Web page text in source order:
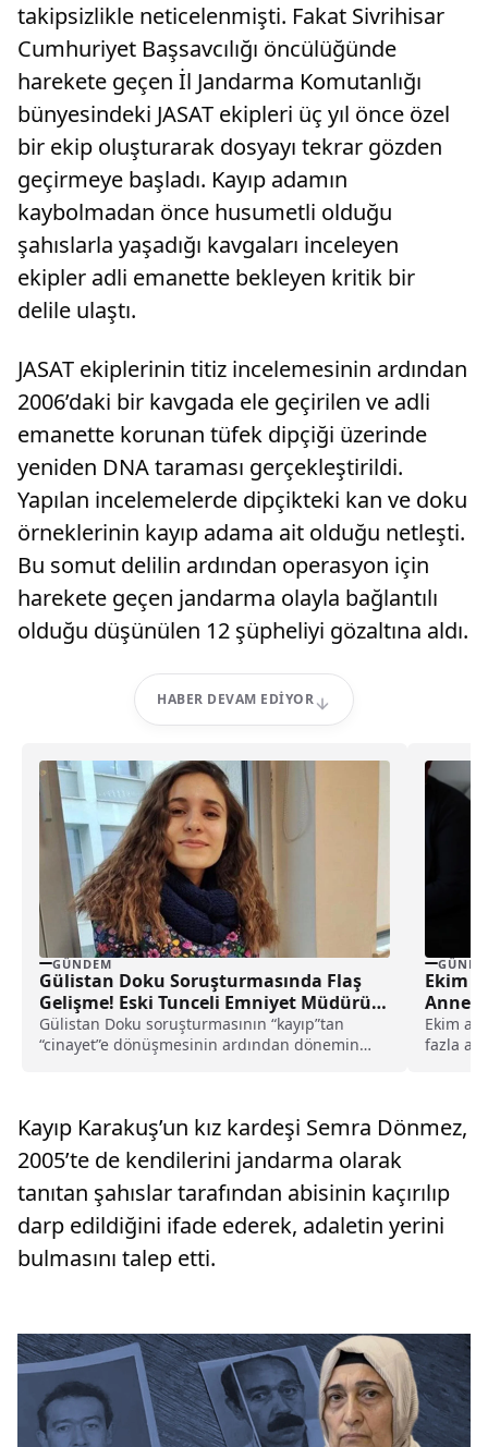
takipsizlikle neticelenmişti. Fakat Sivrihisar
Cumhuriyet Başsavcılığı öncülüğünde
harekete geçen İl Jandarma Komutanlığı
bünyesindeki JASAT ekipleri üç yıl önce özel
bir ekip oluşturarak dosyayı tekrar gözden
geçirmeye başladı. Kayıp adamın
kaybolmadan önce husumetli olduğu
şahıslarla yaşadığı kavgaları inceleyen
ekipler adli emanette bekleyen kritik bir
delile ulaştı.
JASAT ekiplerinin titiz incelemesinin ardından
2006’daki bir kavgada ele geçirilen ve adli
emanette korunan tüfek dipçiği üzerinde
yeniden DNA taraması gerçekleştirildi.
Yapılan incelemelerde dipçikteki kan ve doku
örneklerinin kayıp adama ait olduğu netleşti.
Bu somut delilin ardından operasyon için
harekete geçen jandarma olayla bağlantılı
olduğu düşünülen 12 şüpheliyi gözaltına aldı.
HABER DEVAM EDIYOR
GÜNDEM
Gülistan Doku Soruşturmasında Flaş
Gelişme! Eski Tunceli Emniyet Müdürü
İfadeye Çağrıldı!
Gülistan Doku soruşturmasının “kayıp”tan
“cinayet”e dönüşmesinin ardından dönemin
Ekim
Ekim
fazla
Kayıp Karakuş’un kız kardeşi Semra Dönmez,
2005’te de kendilerini jandarma olarak
tanıtan şahıslar tarafından abisinin kaçırılıp
darp edildiğini ifade ederek, adaletin yerini
bulmasını talep etti.